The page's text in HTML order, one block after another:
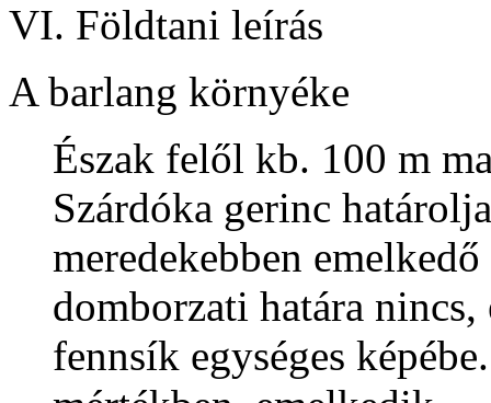
VI. Földtani leírás
A barlang környéke
Észak felől kb. 100 m
Szárdóka gerinc
meredekebben
domborzati határa
fennsík egységes